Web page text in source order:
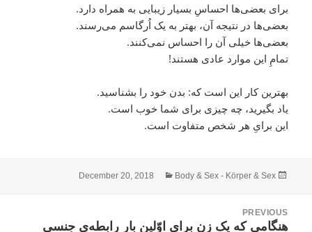
برای بعضی‌ها احساسِ بسیار زیبایی به همراه دارد.
بعضی‌ها در نتیجه آن، بهتر به یک اُرگاسم می‌رسند.
بعضی‌ها خیلی آن را احساس نمی‌کنند.
تمامِ این موارد عادی هستند!
بهترین کار این است که: بدن خود را بشناسید.
یاد بگیرید، چه چیزی برای شما خوب است.
این برایِ هر شخص متفاوت است.
Posted
December 20, 2018Categories Body & Sex - Körper & Sex
navigation
PREVIOUS
Previous
هنگامی که یک زن برای اوّلین بار رابطه‌یِ جنسی